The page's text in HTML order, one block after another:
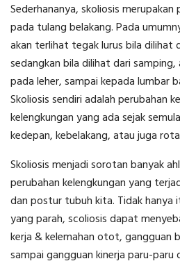
Sederhananya, skoliosis merupakan
pada tulang belakang. Pada
akan terlihat tegak lurus bila dilihat
sedangkan bila dilihat dari
pada leher, sampai kepada lumbar
Skoliosis sendiri adalah perubahan
kelengkungan yang ada sejak
kedepan, kebelakang, atau juga
Skoliosis menjadi sorotan banyak
perubahan kelengkungan yang
dan postur tubuh kita. Tidak hanya
yang parah, scoliosis dapat
kerja & kelemahan otot, gangguan
sampai gangguan kinerja paru-paru